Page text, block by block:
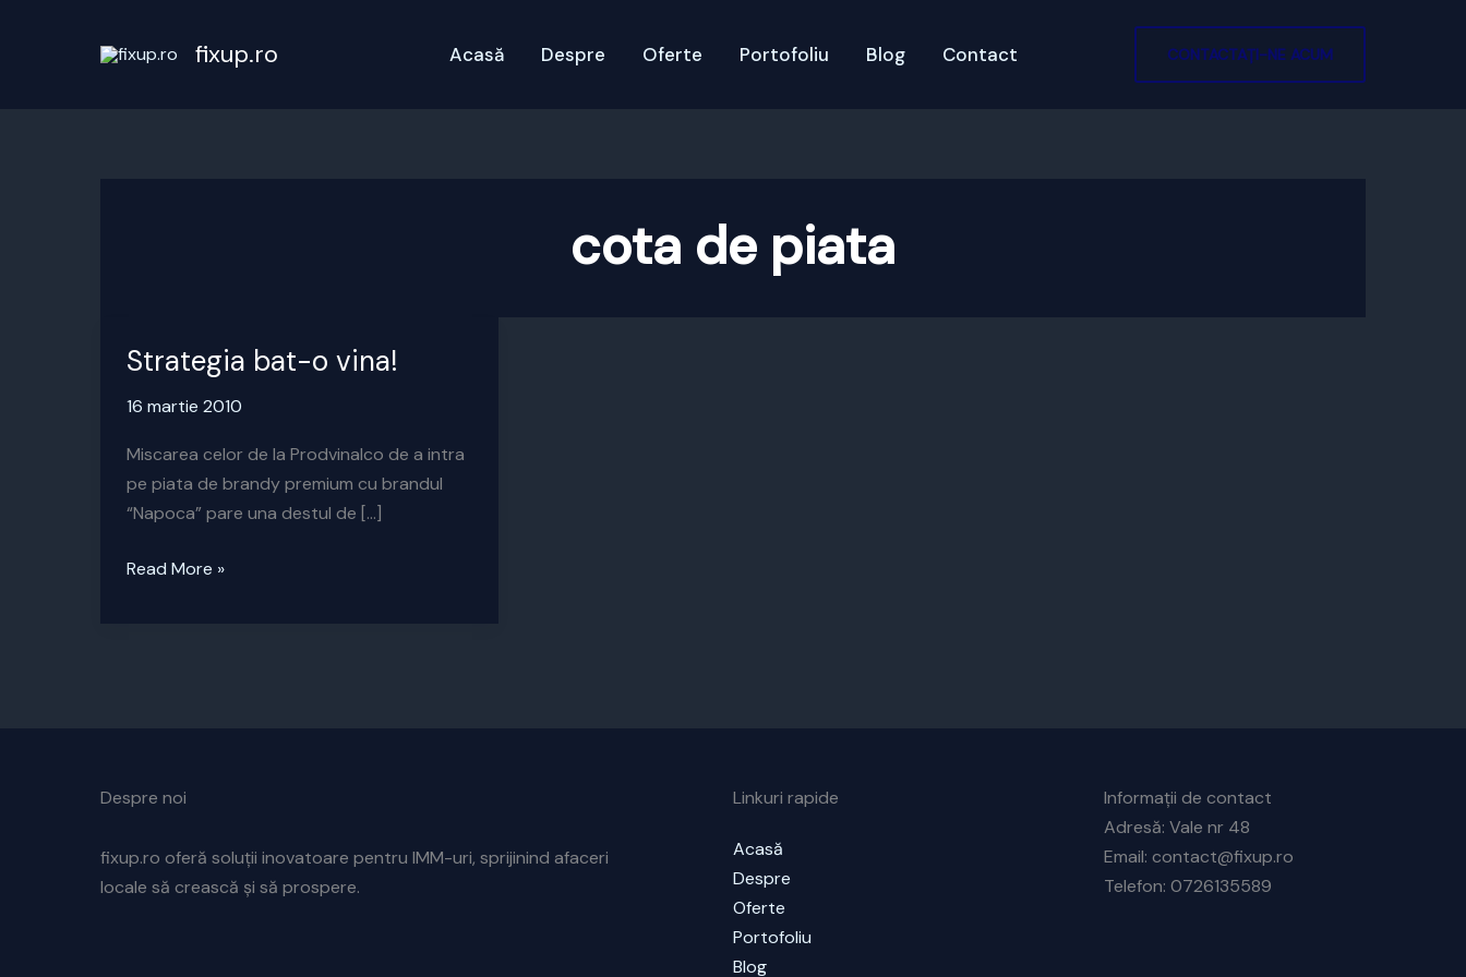
fixup.ro Acasă Despre Oferte Portofoliu Blog Contact CONTACTAȚI-NE ACUM
cota de piata
Strategia bat-o vina!
16 martie 2010
Miscarea celor de la Prodvinalco de a intra
pe piata de brandy premium cu brandul
“Napoca” pare una destul de […]
Strategia
Read More »
Despre noi
fixup.ro oferă soluții inovatoare pentru IMM-uri, sprijinind afaceri
locale să crească și să prospere.
Linkuri rapide
Acasă
Despre
Oferte
Portofoliu
Blog
Informații de contact
Adresă: Vale nr 48
Email: contact@fixup.ro
Telefon: 0726135589